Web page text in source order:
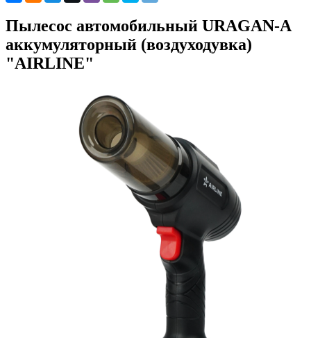
Пылесос автомобильный URAGAN-A
аккумуляторный (воздуходувка)
"AIRLINE"